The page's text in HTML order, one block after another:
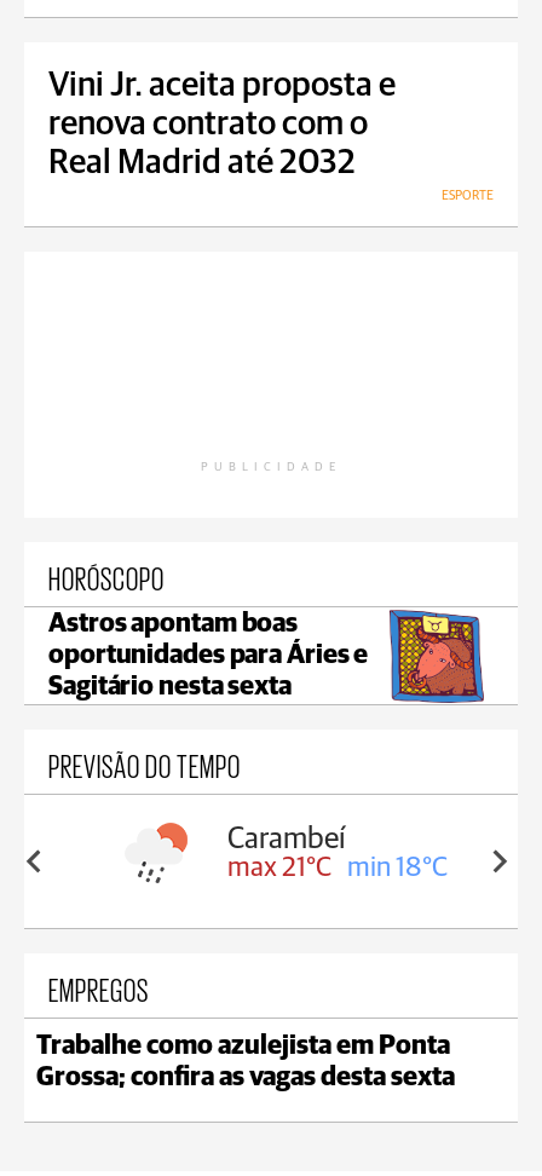
Vini Jr. aceita proposta e
renova contrato com o
Real Madrid até 2032
ESPORTE
PUBLICIDADE
HORÓSCOPO
Astros apontam boas
oportunidades para Áries e
Sagitário nesta sexta
PREVISÃO DO TEMPO
18°C
Carambeí
max 21°C min 18°C
EMPREGOS
Trabalhe como azulejista em Ponta
Grossa; confira as vagas desta sexta